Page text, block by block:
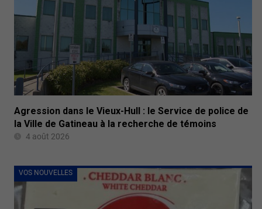
Agression dans le Vieux-Hull : le Service de police de
la Ville de Gatineau à la recherche de témoins
4 août 2026
VOS NOUVELLES